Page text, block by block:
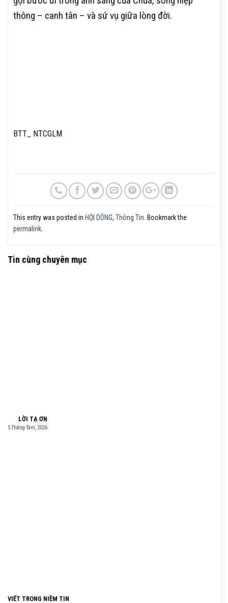
thông – canh tân – và sứ vụ giữa lòng đời.
BTT_ NTCGLM
This entry was posted in HỘI DÒNG, Thông Tin . Bookmark the
permalink
Tin cùng chuyên mục
LỜI TẠ ƠN
5 Tháng Tám, 2026
VIẾT TRONG NIỀM TIN